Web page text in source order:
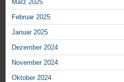
März 2025
Februar 2025
Januar 2025
Dezember 2024
November 2024
Oktober 2024